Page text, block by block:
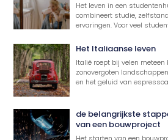
Het leven in een
combineert studie,
ervaringen. Voor veel
Het Italiaanse leven
Italië roept bij velen meteen
zonovergoten
en het geluid van
de belangrijkste
van een bouwproject